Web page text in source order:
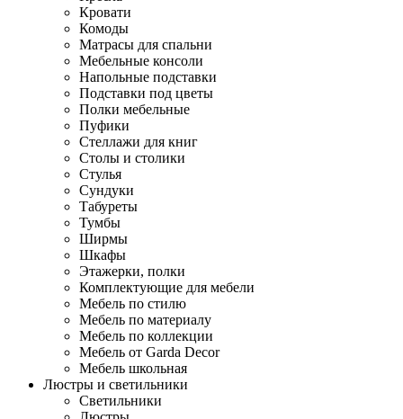
Кровати
Комоды
Матрасы для спальни
Мебельные консоли
Напольные подставки
Подставки под цветы
Полки мебельные
Пуфики
Стеллажи для книг
Столы и столики
Стулья
Сундуки
Табуреты
Тумбы
Ширмы
Шкафы
Этажерки, полки
Комплектующие для мебели
Мебель по стилю
Мебель по материалу
Мебель по коллекции
Мебель от Garda Decor
Мебель школьная
Люстры и светильники
Светильники